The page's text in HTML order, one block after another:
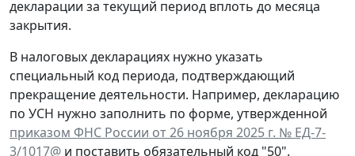
декларации за текущий период вплоть до месяца
закрытия.
В налоговых декларациях нужно указать
специальный код периода, подтверждающий
прекращение деятельности. Например, декларацию
по УСН нужно заполнить по форме, утвержденной
приказом ФНС России от 26 ноября 2025 г. № ЕД-7-
3/1017@ и поставить обязательный код "50".